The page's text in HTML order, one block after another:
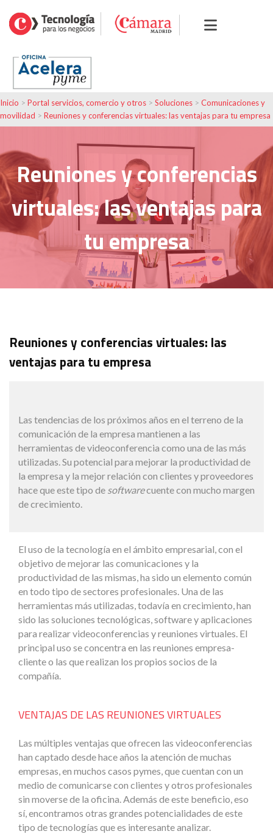
Inicio > Portal servicios, comercio y otros > Soluciones > Comunicaciones y
movilidad > Reuniones y conferencias virtuales: las ventajas para tu empresa
Reuniones y conferencias
virtuales: las ventajas para
tu empresa
Reuniones y conferencias virtuales: las
ventajas para tu empresa
Las tendencias de los próximos años en el terreno de la
comunicación de la empresa mantienen a las
herramientas de videoconferencia como una de las más
utilizadas. Su potencial para mejorar la productividad de
la empresa y la mejor relación con clientes y proveedores
hace que este tipo de softwarecuente con mucho margen
de crecimiento.
El uso de la tecnología en el ámbito empresarial, con el
objetivo de mejorar las comunicaciones y la
productividad de las mismas, ha sido un elemento común
en todo tipo de sectores profesionales. Una de las
herramientas más utilizadas, todavía en crecimiento, han
sido las soluciones tecnológicas, software y aplicaciones
para realizar videoconferencias y reuniones virtuales. El
principal uso se concentra en las reuniones empresa-
cliente o las que realizan los propios socios de la
compañía.
VENTAJAS DE LAS REUNIONES VIRTUALES
Las múltiples ventajas que ofrecen las videoconferencias
han captado desde hace años la atención de muchas
empresas, en muchos casos pymes, que cuentan con un
medio de comunicarse con clientes y otros profesionales
sin moverse de la oficina. Además de este beneficio, eso
sí, encontramos otras grandes potencialidades de este
tipo de tecnologías que es interesante analizar.